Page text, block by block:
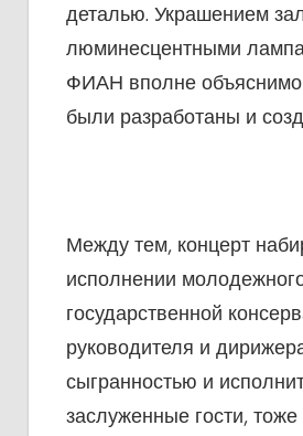
деталью. Украшением
люминесцентными
ФИАН вполне
были разработаны и
Между тем, концерт
исполнении
государственной
руководителя и
сыгранностью и
заслуженные гости,